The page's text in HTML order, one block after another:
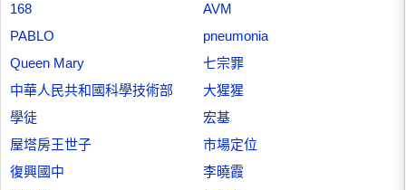
168
AVM
PABLO
pneumonia
Queen Mary
七宗罪
中華人民共和國科學技術部
大猩猩
學徒
宏基
屋塔房王世子
市場定位
復興國中
李曉霞